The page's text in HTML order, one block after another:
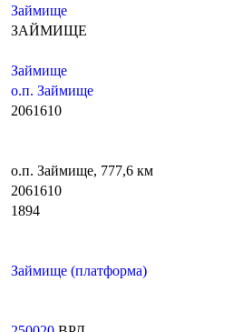
Займище
ЗАЙМИЩЕ
Займище
о.п. Займище
2061610
о.п. Займище, 777,6 км
2061610
1894
Займище (платформа)